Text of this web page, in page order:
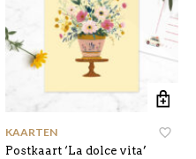
KAARTEN
Postkaart ‘La dolce vita’